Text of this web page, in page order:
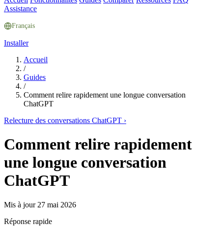
Assistance
Français
Installer
Accueil
/
Guides
/
Comment relire rapidement une longue conversation
ChatGPT
Relecture des conversations ChatGPT ›
Comment relire rapidement
une longue conversation
ChatGPT
Mis à jour 27 mai 2026
Réponse rapide